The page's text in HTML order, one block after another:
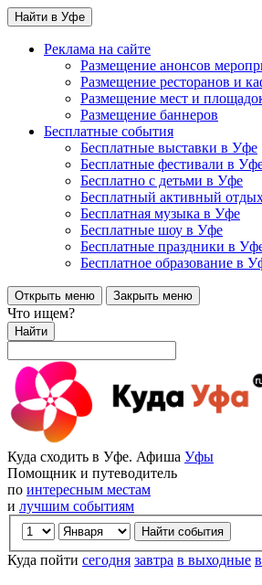
Найти в Уфе
Реклама на сайте
Размещение анонсов
Размещение ресторанов и
Размещение мест и
Размещение баннеров
Бесплатные события
Бесплатные выставки в Уфе
Бесплатные фестивали в
Бесплатно с детьми в Уфе
Бесплатный активный
Бесплатная музыка в Уфе
Бесплатные шоу в Уфе
Бесплатные праздники в
Бесплатное образование в
Открыть меню Закрыть меню
Что ищем?
Найти
Куда сходить в Уфе. Афиша Уфы
Помощник и путеводитель
по интересным местам
и лучшим событиям
Куда пойти сегодня завтра в выходные